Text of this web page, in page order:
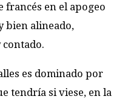
en el apogeo
bien alineado,
contado.
es dominado por
tendría si viese, en la